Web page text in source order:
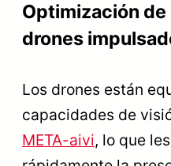
Optimización
drones
Los drones están
capacidades de
META-aivi, lo que